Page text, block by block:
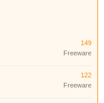
149
Freeware
122
Freeware